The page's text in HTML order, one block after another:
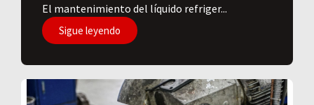
El mantenimiento del líquido refriger...
Sigue leyendo